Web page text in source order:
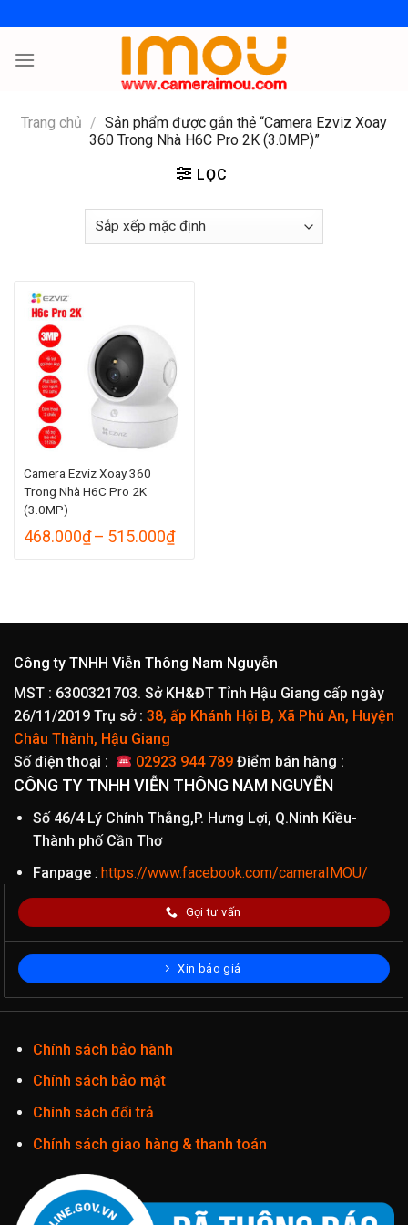
to
content
Trang chủ / Sản phẩm được gắn thẻ “Camera Ezviz Xoay
360 Trong Nhà H6C Pro 2K (3.0MP)”
LỌC
Camera Ezviz Xoay 360
Trong Nhà H6C Pro 2K
(3.0MP)
468.000₫ – 515.000₫Khoảng
Công ty TNHH Viễn Thông Nam Nguyễn
MST : 6300321703. Sở KH&ĐT Tỉnh Hậu Giang cấp ngày
26/11/2019 Trụ sở : 38, ấp Khánh Hội B, Xã Phú An, Huyện
Châu Thành, Hậu Giang
Số điện thoại :
02923 944 789 Điểm bán hàng :
CÔNG TY TNHH VIỄN THÔNG NAM NGUYỄN
Số 46/4 Lý Chính Thắng,P. Hưng Lợi, Q.Ninh Kiều-
Thành phố Cần Thơ
Fanpage: https://www.facebook.com/cameraIMOU/
Gọi tư vấn
Xin báo giá
Chính sách bảo hành
Chính sách bảo mật
Chính sách đổi trả
Chính sách giao hàng & thanh toán